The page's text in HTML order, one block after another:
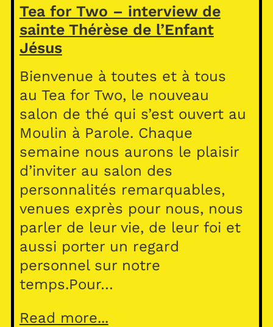
Tea for Two – interview de
sainte Thérèse de l’Enfant
Jésus
Bienvenue à toutes et à tous
au Tea for Two, le nouveau
salon de thé qui s’est ouvert au
Moulin à Parole. Chaque
semaine nous aurons le plaisir
d’inviter au salon des
personnalités remarquables,
venues exprès pour nous, nous
parler de leur vie, de leur foi et
aussi porter un regard
personnel sur notre
temps.Pour…
Read more...